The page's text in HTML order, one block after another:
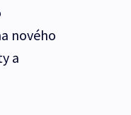
nového
a